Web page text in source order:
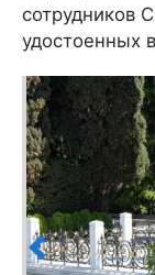
сотрудников
удостоенных